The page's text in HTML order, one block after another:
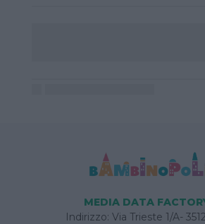
MEDIA DATA
Indirizzo: Via Trieste 1/A-